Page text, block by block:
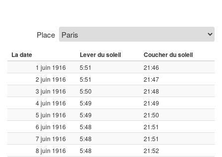
Place
La date Lever du soleil Coucher du soleil
1 juin 1916 5:51
21:46
2 juin 1916
5:51
21:47
3 juin 1916
5:50
21:48
4 juin 1916
5:49
21:49
5 juin 1916
5:49
21:50
6 juin 1916
5:48
21:51
7 juin 1916
5:48
21:51
8 juin 1916
5:48 21:52